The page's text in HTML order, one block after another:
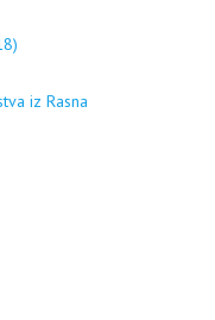
iz Rasna